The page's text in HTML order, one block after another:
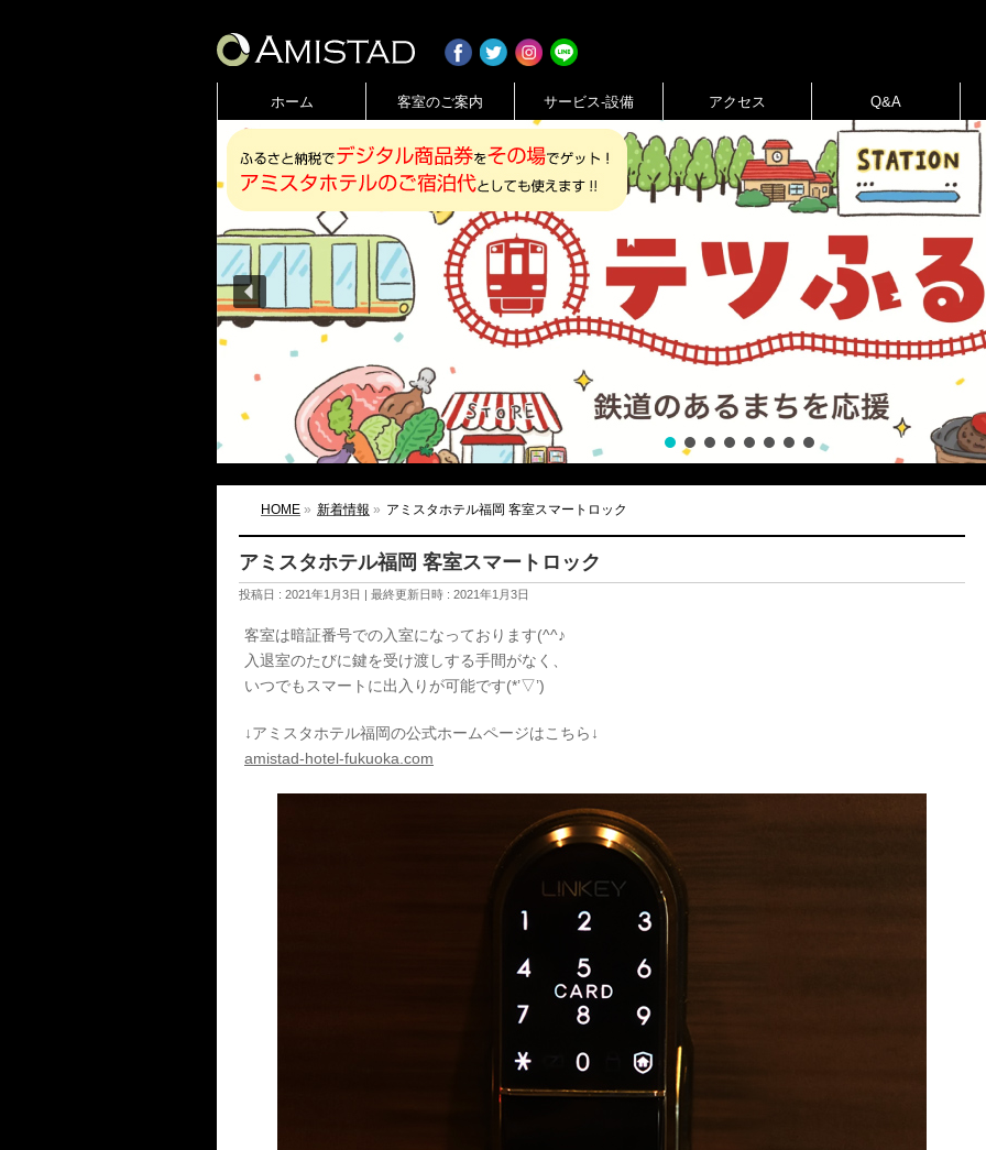
ホーム 客室のご案内 サービス-設備 アクセス Q&A
HOME » 新着情報 » アミスタホテル福岡 客室スマートロック
アミスタホテル福岡 客室スマートロック
投稿日 : 2021年1月3日 最終更新日時 : 2021年1月3日
客室は暗証番号での入室になっております(^^♪
入退室のたびに鍵を受け渡しする手間がなく、
いつでもスマートに出入りが可能です(*’▽’)
↓アミスタホテル福岡の公式ホームページはこちら↓
amistad-hotel-fukuoka.com